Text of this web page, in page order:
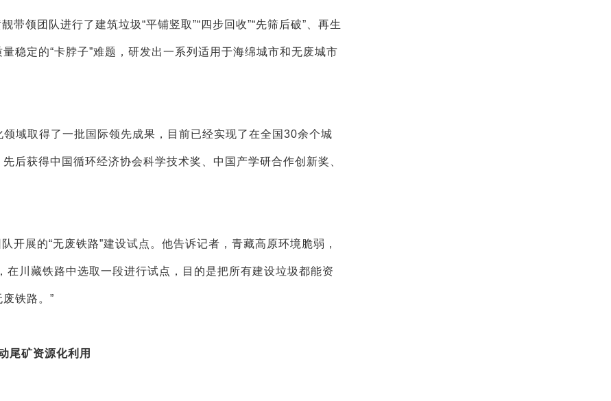
领团队进行了建筑垃圾“平铺竖取”“四步回收”“先筛后破”、再生
稳定的“卡脖子”难题，研发出一系列适用于海绵城市和无废城市
域取得了一批国际领先成果，目前已经实现了在全国30余个城
后获得中国循环经济协会科学技术奖、中国产学研合作创新奖、
开展的“无废铁路”建设试点。他告诉记者，青藏高原环境脆弱，
在川藏铁路中选取一段进行试点，目的是把所有建设垃圾都能资
铁路。”
尾矿资源化利用